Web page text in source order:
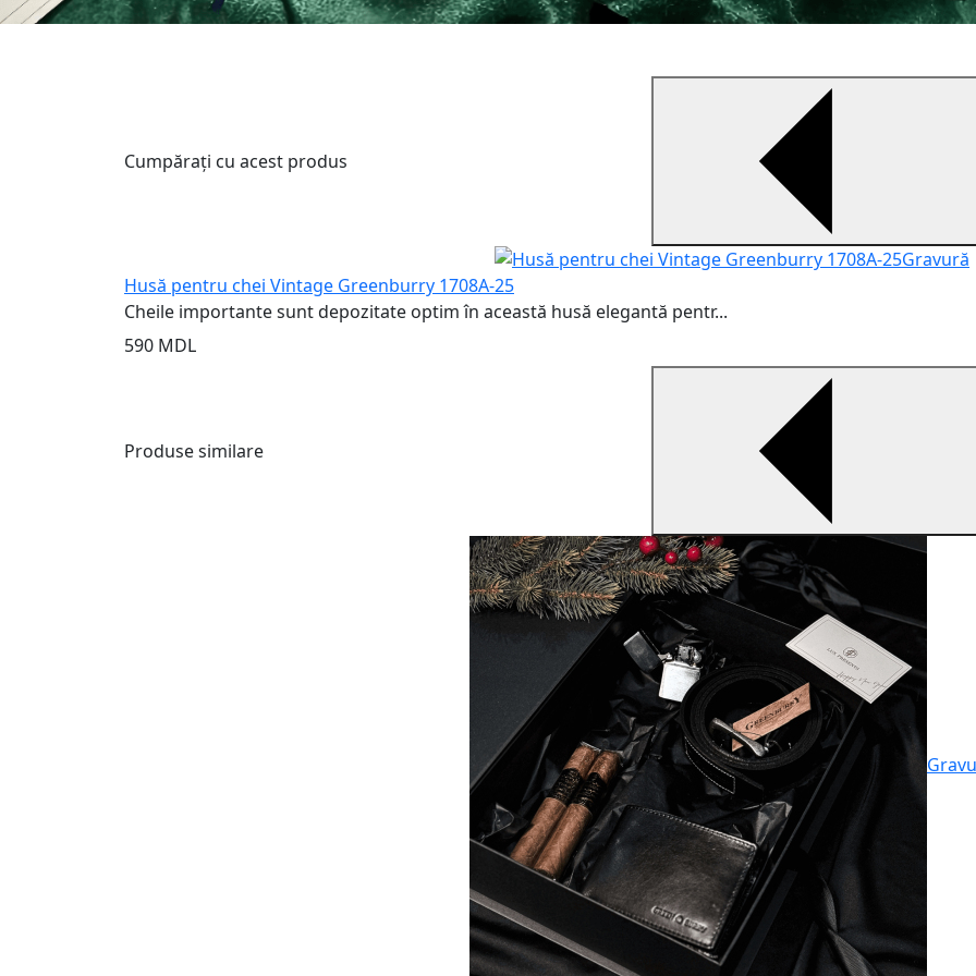
Cumpărați cu acest produs
Gravură
Husă pentru chei Vintage Greenburry 1708A-25
Cheile importante sunt depozitate optim în această husă elegantă pentr...
590 MDL
Produse similare